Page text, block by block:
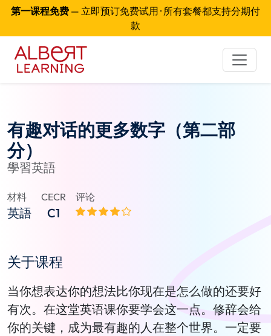
第一课程免费 — 立即预订免费试用 · 所有套餐都支持分期付
款
有趣对话的更多数字（第二部
分）
學習英語
材料
英語
CECR
C1
评论
关于课程
当你想表达你的想法比你现在是怎么做的还要好
有次。在这堂英语课你要学会这一点。修辞会给
你的关键，成为最有趣的人在整个世界。一定要